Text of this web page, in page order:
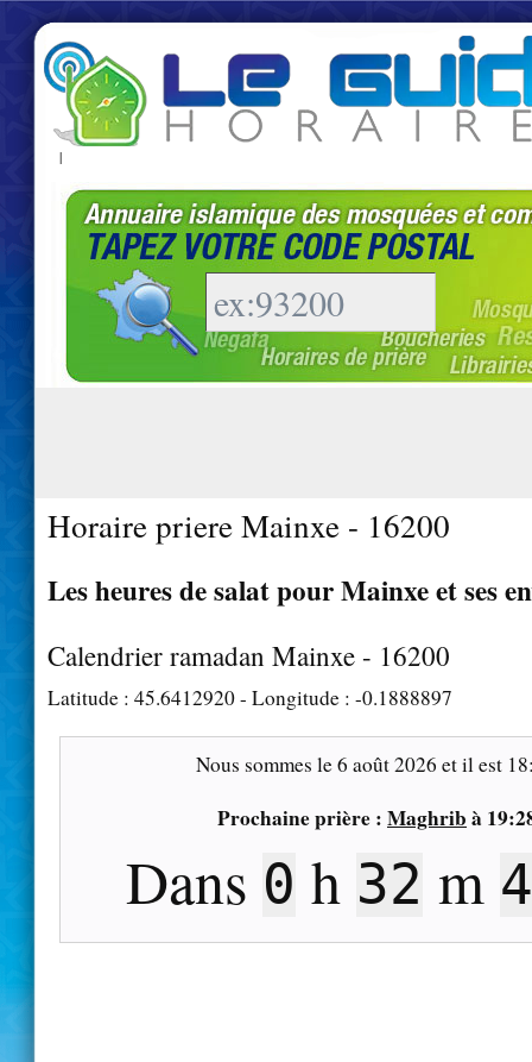
|
Horaire priere Mainxe - 16200
Les heures de salat pour Mainxe et ses
Calendrier ramadan Mainxe - 16200
Latitude : 45.6412920- Longitude : -0.1888897
Nous sommes le6 août 2026 et il est
Prochaine prière : Maghrib à
Dans 0 h 32 m